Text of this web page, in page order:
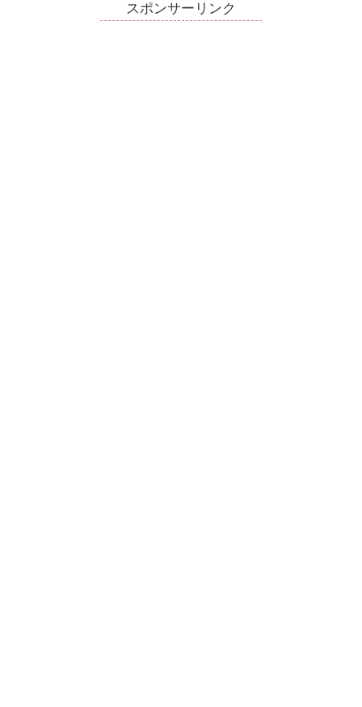
スポンサーリンク